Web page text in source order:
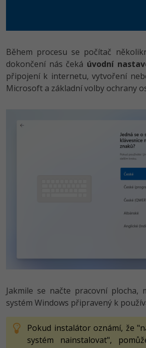
Během procesu se počítač
dokončení nás čeká úvodní
připojení k internetu, vytvoření
Microsoft a základní volby ochrany
Jakmile se načte pracovní plocha,
systém Windows připravený k
Pokud instalátor oznámí, že
systém nainstalovat",